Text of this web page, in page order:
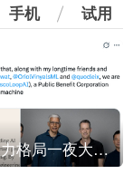
手机 试用
谷歌AI权力格局一夜大洗牌